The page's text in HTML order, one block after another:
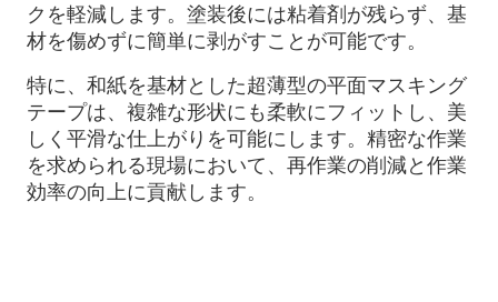
クを軽減します。塗装後には粘着剤が残らず、基
材を傷めずに簡単に剥がすことが可能です。
特に、和紙を基材とした超薄型の平面マスキング
テープは、複雑な形状にも柔軟にフィットし、美
しく平滑な仕上がりを可能にします。精密な作業
を求められる現場において、再作業の削減と作業
効率の向上に貢献します。